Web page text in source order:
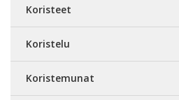
Koristeet
Koristelu
Koristemunat